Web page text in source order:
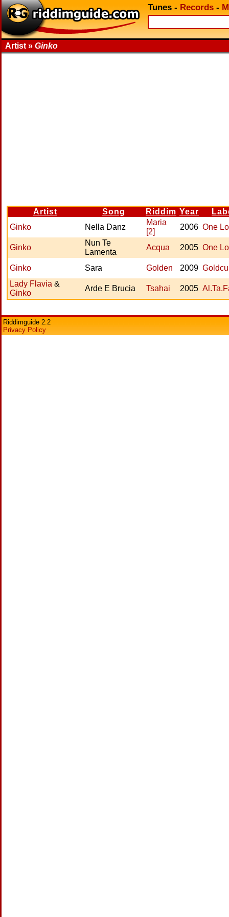
Tunes - Records -
Artist » Ginko
Artist Song Riddim Year
Ginko
Nella Danz
Maria
[2]
2006 One
Ginko
Nun Te
Lamenta
Acqua 2005 One
Ginko Sara Golden 2009
Lady Flavia &
Ginko
Arde E Brucia Tsahai 2005
Riddimguide 2.2
Privacy Policy